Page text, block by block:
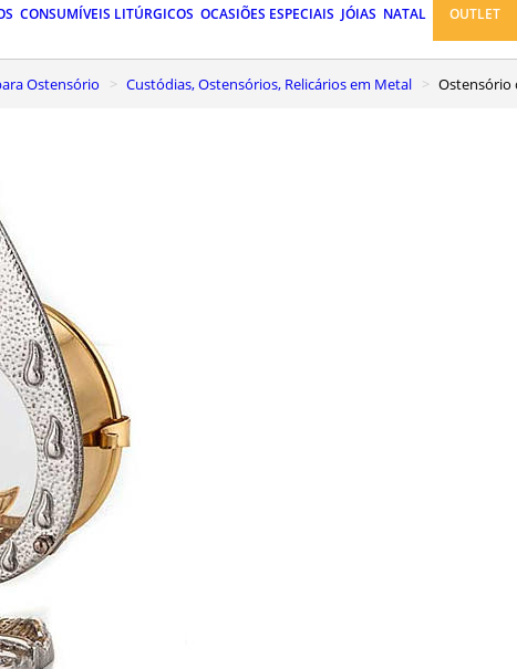
CONSUMÍVEIS LITÚRGICOS OCASIÕES ESPECIAIS JÓIAS NATAL OUTLET
Ostensório Custódias, Ostensórios, Relicários em Metal